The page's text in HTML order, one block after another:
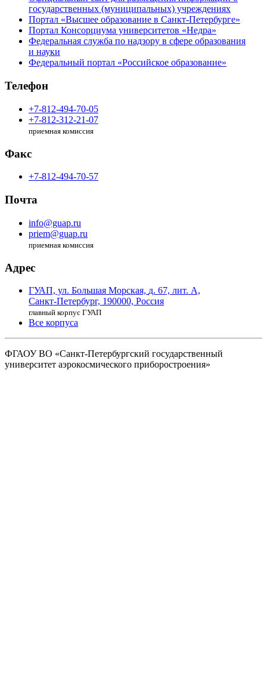
государственных (муниципальных) учреждениях
Портал «Высшее образование в Санкт-Петербурге»
Портал Консорциума университетов «Недра»
Федеральная служба по надзору в сфере образования
и науки
Федеральный портал «Российское образование»
Телефон
+7-812-494-70-05
+7-812-312-21-07
приемная комиссия
Факс
+7-812-494-70-57
Почта
info@guap.ru
priem@guap.ru
приемная комиссия
Адрес
ГУАП, ул. Большая Морская, д. 67, лит. А,
Санкт-Петербург, 190000, Россия
главный корпус ГУАП
Все корпуса
ФГАОУ ВО «Санкт-Петербургский государственный
университет аэрокосмического приборостроения»